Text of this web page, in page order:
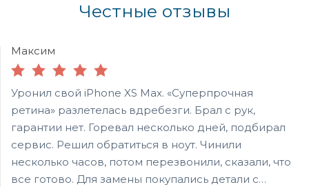
Честные отзывы
Максим
Уронил свой iPhone XS Max. «Суперпрочная
ретина» разлетелась вдребезги. Брал с рук,
гарантии нет. Горевал несколько дней, подбирал
сервис. Решил обратиться в ноут. Чинили
несколько часов, потом перезвонили, сказали, что
все готово. Для замены покупались детали с